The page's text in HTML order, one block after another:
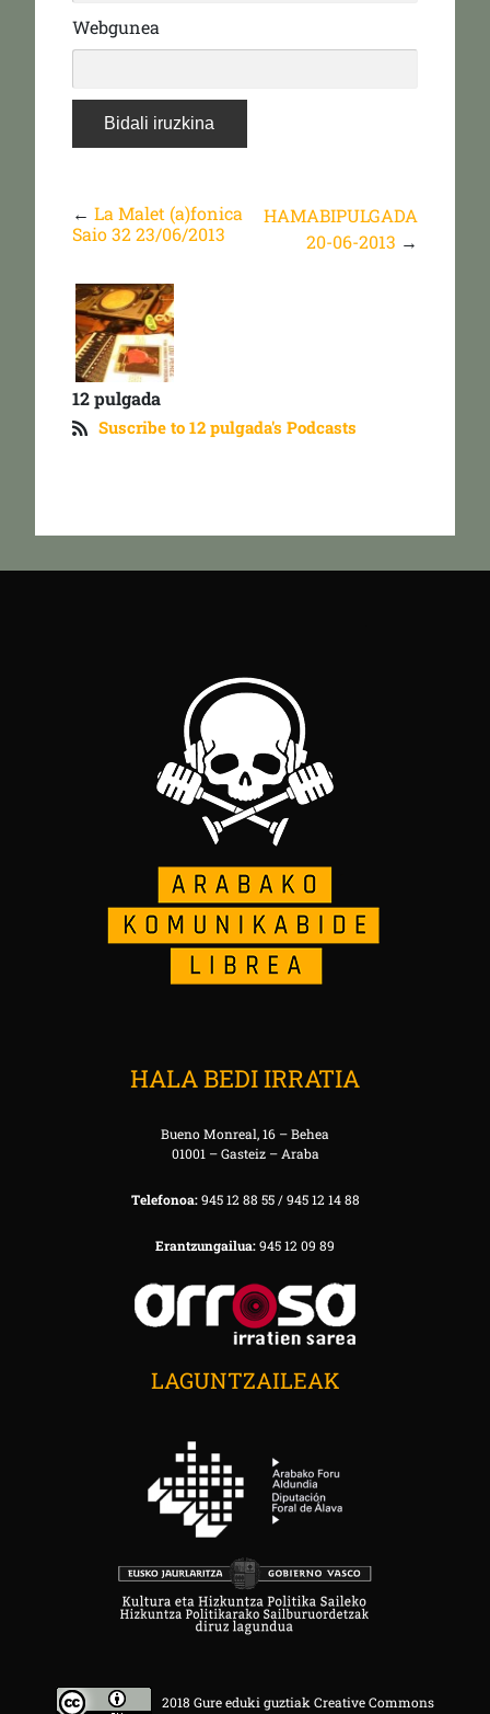
Webgunea
← La Malet (a)fonica
Saio 32 23/06/2013
HAMABIPULGADA
20-06-2013 →
12 pulgada
Suscribe to 12 pulgada's Podcasts
HALA BEDI IRRATIA
Bueno Monreal, 16 – Behea
01001 – Gasteiz – Araba
Telefonoa:945 12 88 55 / 945 12 14 88
Erantzungailua:945 12 09 89
LAGUNTZAILEAK
2018 Gure eduki guztiak Creative Commons